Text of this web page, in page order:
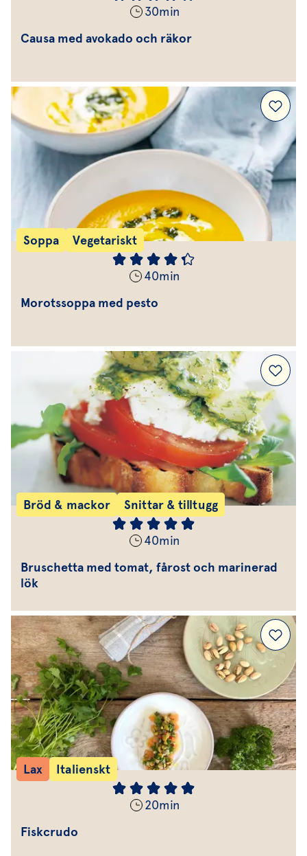
30min
Causa med avokado och räkor
Soppa Vegetariskt
40min
Morotssoppa med pesto
Bröd & mackor Snittar & tilltugg
40min
Bruschetta med tomat, fårost och marinerad
lök
Lax Italienskt
20min
Fiskcrudo